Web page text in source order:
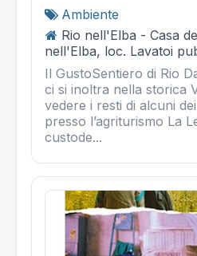
Ambiente
Rio nell'Elba - Casa
nell'Elba, loc. Lavatoi
Il GustoSentiero di Rio
ci si inoltra nella storica
vedere i resti di alcuni
presso l’agriturismo La
custode...